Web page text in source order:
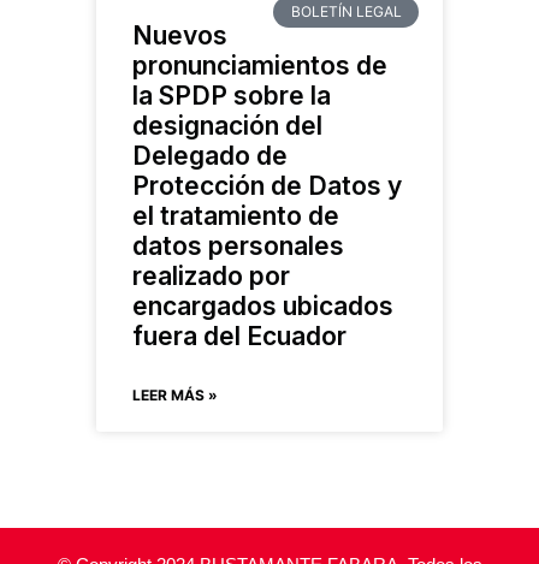
BOLETÍN LEGAL
Nuevos
pronunciamientos de
la SPDP sobre la
designación del
Delegado de
Protección de Datos y
el tratamiento de
datos personales
realizado por
encargados ubicados
fuera del Ecuador
LEER MÁS »